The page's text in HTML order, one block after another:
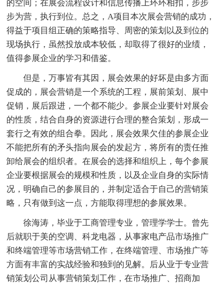
的空间；在展会流程设计和信息传播上环环相扣，步步
步为营，执行到位。总之，A项目本次展会营销的成功，
得益于项目组正确的策略指导、周密的策划以及到位的
现场执行，虽然投放成本较低，却取得了很好的业绩，
值得参展企业的学习和借鉴。
但是，万事皆有其因，展会效果的好坏是由多方面
促成的，展会营销是一个系统的工程，展前策划、展中
促销，展后跟进，一个都不能少。参展企业要针对展会
的性质，结合自身的资源进行合理的整合策划，形成一
套行之有效的组合拳。因此，展会效果欠佳的参展企业
不能把所有的矛头指向展会的发起方，将所有的责任推
卸给展会的组织者。在展会的选择和组织上，每个参展
企业要根据展会的规模和性质，以及企业自身的实际情
况，明确自己的参展目的，并制定适合于自己的营销策
略，只有做到这一点，方能取得理想的参展效果。
徐海涛，毕业于工商管理专业，管理学学士。曾先
后就职于美的空调、科龙电器，从事家电产品市场推广
和终端管理等市场营销工作，在终端管理、市场推广等
方面有丰富的实战经验和独到的见解。后从业于专业营
销策划公司从事营销策划工作，在市场推广、招商加